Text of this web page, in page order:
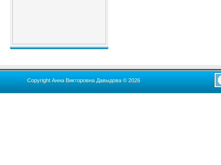
Copyright Анна Викторовна Давыдова © 2026